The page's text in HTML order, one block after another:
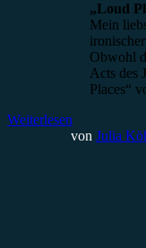
„Loud
Mein
Obwohl
Acts des
Places“
Weiterlesen
von Julia